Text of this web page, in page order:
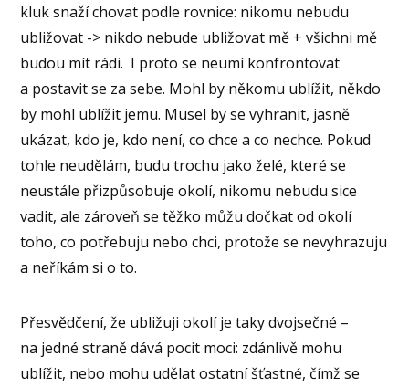
kluk snaží chovat podle rovnice: nikomu nebudu
ubližovat -> nikdo nebude ubližovat mě + všichni mě
budou mít rádi. I proto se neumí konfrontovat
a postavit se za sebe. Mohl by někomu ublížit, někdo
by mohl ublížit jemu. Musel by se vyhranit, jasně
ukázat, kdo je, kdo není, co chce a co nechce. Pokud
tohle neudělám, budu trochu jako želé, které se
neustále přizpůsobuje okolí, nikomu nebudu sice
vadit, ale zároveň se těžko můžu dočkat od okolí
toho, co potřebuju nebo chci, protože se nevyhrazuju
a neříkám si o to.
Přesvědčení, že ubližuji okolí je taky dvojsečné –
na jedné straně dává pocit moci: zdánlivě mohu
ublížit, nebo mohu udělat ostatní šťastné, čímž se